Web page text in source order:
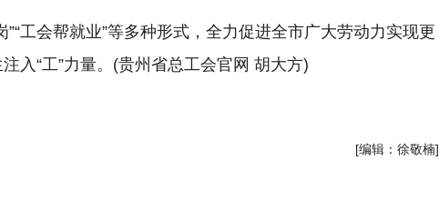
工会帮就业”等多种形式，全力促进全市广大劳动力实现更
入“工”力量。(贵州省总工会官网 胡大方)
[编辑：徐敬楠]